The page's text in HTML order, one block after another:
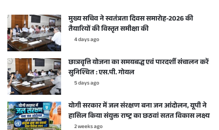
मुख्य सचिव ने स्वतंत्रता दिवस समारोह-2026 की
तैयारियों की विस्तृत समीक्षा की
4 days ago
छात्रवृत्ति योजना का समयबद्ध एवं पारदर्शी संचालन करें
सुनिश्चित : एस.पी. गोयल
5 days ago
योगी सरकार में जल संरक्षण बना जन आंदोलन, यूपी ने
हासिल किया संयुक्त राष्ट्र का छठवां सतत विकास लक्ष्य
2 weeks ago